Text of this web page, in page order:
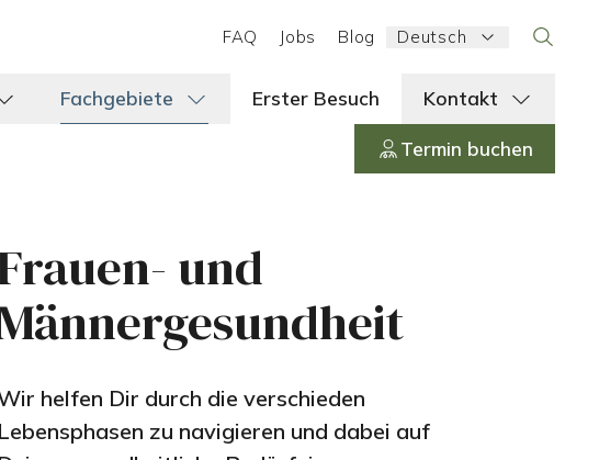
Fachgebiete Erster Besuch Kontakt
Termin buchen
FAQ Jobs Blog Language:
Deutsch Search
und
helfen Dir durch die verschieden
Lebensphasen zu navigieren und dabei auf